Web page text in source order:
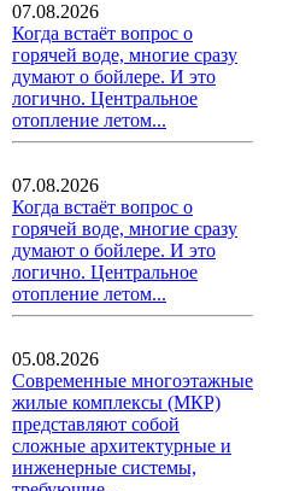
07.08.2026
Когда встаёт вопрос о
горячей воде, многие сразу
думают о бойлере. И это
логично. Центральное
отопление летом...
07.08.2026
Когда встаёт вопрос о
горячей воде, многие сразу
думают о бойлере. И это
логично. Центральное
отопление летом...
05.08.2026
Современные многоэтажные
жилые комплексы (МКР)
представляют собой
сложные архитектурные и
инженерные системы,